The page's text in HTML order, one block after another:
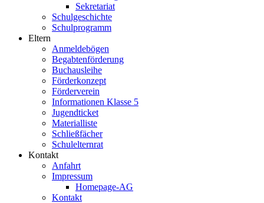
Sekretariat
Schulgeschichte
Schulprogramm
Eltern
Anmeldebögen
Begabtenförderung
Buchausleihe
Förderkonzept
Förderverein
Informationen Klasse 5
Jugendticket
Materialliste
Schließfächer
Schulelternrat
Kontakt
Anfahrt
Impressum
Homepage-AG
Kontakt